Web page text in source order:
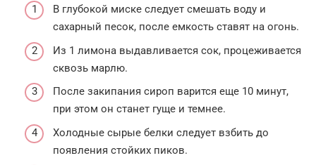
В глубокой миске следует смешать воду и
сахарный песок, после емкость ставят на огонь.
Из 1 лимона выдавливается сок, процеживается
сквозь марлю.
После закипания сироп варится еще 10 минут,
при этом он станет гуще и темнее.
Холодные сырые белки следует взбить до
появления стойких пиков.